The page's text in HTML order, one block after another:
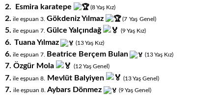
2. Esmira karatepe (8Yaş Kız)
2. ile eşpuan 3. Gökdeniz Yılmaz (7 Yaş Genel)
5. ile eşpuan 7. Gülce Yalçındağ (9Yaş Kız)
6. Tuana Yılmaz (13Yaş Kız)
6. ile eşpuan 7. Beatrice Berçem Bulan (13Yaş Kız)
7. Özgür Mola (12 Yaş Genel)
7. ile eşpuan 8. Mevlüt Balyiyen (13Yaş Genel)
7. ile eşpuan 8. Aybars Dönmez (9Yaş Genel)